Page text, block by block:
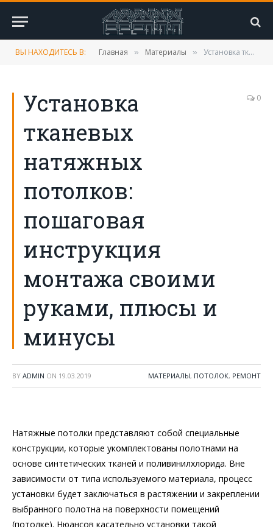
ВЫ НАХОДИТЕСЬ В: Главная » Материалы » Установка тканевых натяжных потолков: пошаговая инструкция монтажа своими руками, плюсы и минусы
Установка
тканевых
натяжных
потолков:
пошаговая
инструкция
монтажа своими
руками, плюсы и
минусы
0
BY ADMIN ON 19.03.2019 МАТЕРИАЛЫ, ПОТОЛОК, РЕМОНТ
Натяжные потолки представляют собой специальные
конструкции, которые укомплектованы полотнами на
основе синтетических тканей и поливинилхлорида. Вне
зависимости от типа используемого материала, процесс
установки будет заключаться в растяжении и закреплении
выбранного полотна на поверхности помещений
(потолке). Нюансов касательно установки такой